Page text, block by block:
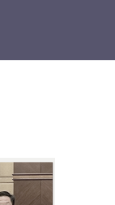
นที่นวัตกรรมการ